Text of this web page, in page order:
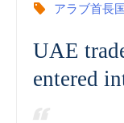
アラブ首長
UAE
entered